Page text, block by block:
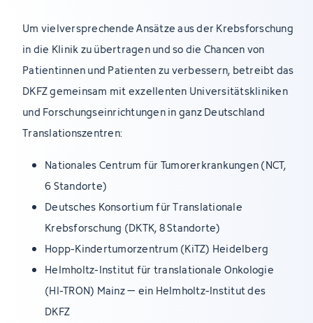
Um vielversprechende Ansätze aus der Krebsforschung
in die Klinik zu übertragen und so die Chancen von
Patientinnen und Patienten zu verbessern, betreibt das
DKFZ gemeinsam mit exzellenten Universitätskliniken
und Forschungseinrichtungen in ganz Deutschland
Translationszentren:
Nationales Centrum für Tumorerkrankungen (NCT,
6 Standorte)
Deutsches Konsortium für Translationale
Krebsforschung (DKTK, 8 Standorte)
Hopp-Kindertumorzentrum (KiTZ) Heidelberg
Helmholtz-Institut für translationale Onkologie
(HI-TRON) Mainz – ein Helmholtz-Institut des
DKFZ